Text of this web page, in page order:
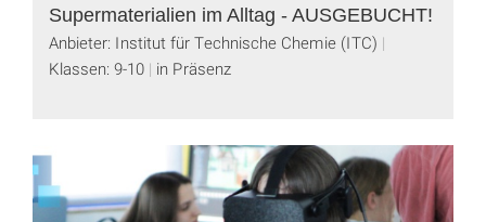
Supermaterialien im Alltag - AUSGEBUCHT!
Anbieter: Institut für Technische Chemie (ITC)
Klassen: 9-10 in Präsenz